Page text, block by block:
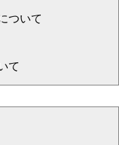
ついて
て